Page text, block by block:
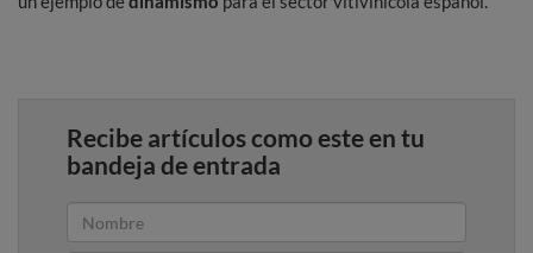
Recibe artículos como este en tu
bandeja de entrada